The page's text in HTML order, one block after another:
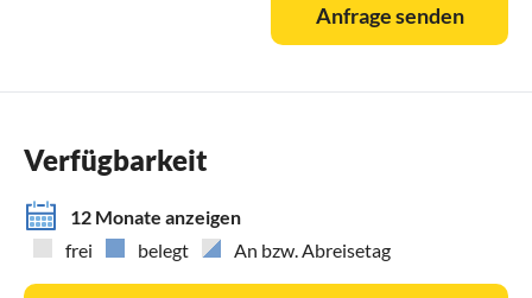
Anfrage senden
Verfügbarkeit
12 Monate anzeigen
frei
belegt An bzw. Abreisetag